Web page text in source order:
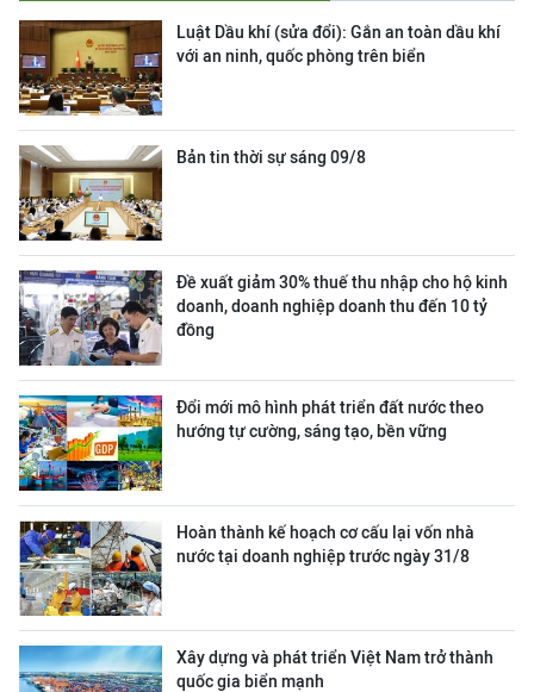
Luật Dầu khí (sửa đổi): Gắn an toàn dầu khí
với an ninh, quốc phòng trên biển
Bản tin thời sự sáng 09/8
Đề xuất giảm 30% thuế thu nhập cho hộ kinh
doanh, doanh nghiệp doanh thu đến 10 tỷ
đồng
Đổi mới mô hình phát triển đất nước theo
hướng tự cường, sáng tạo, bền vững
Hoàn thành kế hoạch cơ cấu lại vốn nhà
nước tại doanh nghiệp trước ngày 31/8
Xây dựng và phát triển Việt Nam trở thành
quốc gia biển mạnh